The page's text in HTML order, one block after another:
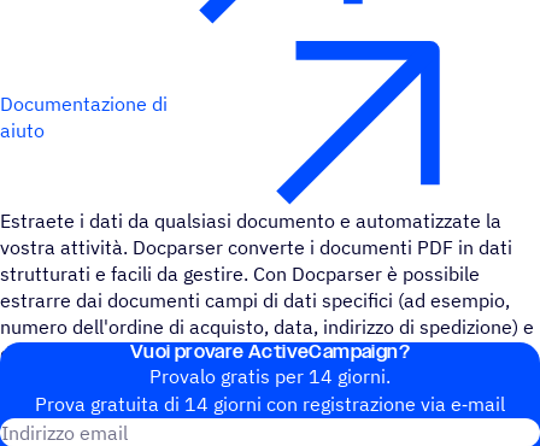
Documentazione di
aiuto
Estraete i dati da qualsiasi documento e automatizzate la
vostra attività. Docparser converte i documenti PDF in dati
strutturati e facili da gestire. Con Docparser è possibile
estrarre dai documenti campi di dati specifici (ad esempio,
numero dell'ordine di acquisto, data, indirizzo di spedizione) e
dati tabellari.
Vuoi provare ActiveCampaign?
Provalo gratis per 14 giorni.
Prova gratuita di 14 giorni con regi­stra­zione via e‑mail